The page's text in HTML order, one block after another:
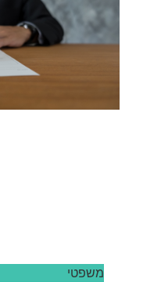
משפטי